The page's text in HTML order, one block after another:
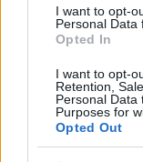
I want to opt-
Personal Data
Opted In
I want to opt-
Retention,
Personal Data
Purposes for
Opted Out
12:02
Itt
Ezen
09:31